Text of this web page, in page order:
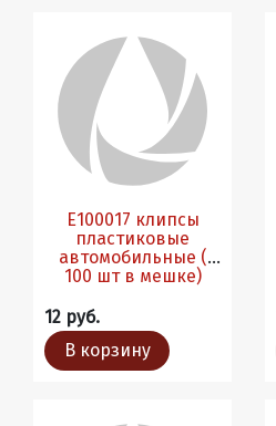
Е100017 клипсы
пластиковые
автомобильные (
100 шт в мешке)
12 руб.
В корзину